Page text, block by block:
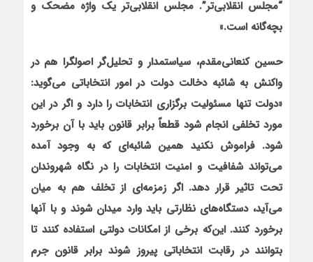
“مجلس انقلابی‌تر”. مجلس انقلابی‌تر یک واژه مضحک و
بچه‌گانه است.»
حسین کنعانی‌مقدم، سیاستمدار و تحلیل‌گر اصولگرا هم در
واکنش به شائبه دخالت دولت در امور انتخاباتی می‌گوید:
«دولت تنها مسئولیت برگزاری انتخابات را دارد و اگر در این
مورد تخلفی انجام شود قطعاً برابر قانون باید با آن برخورد
شود. فراموش نکنید همین شائبه‌ای که به وجود آمده
می‌تواند شفافیت و امنیت انتخابات را در نگاه شهروندان
تحت تاثیر قرار دهد. اگر زمزمه‌ای از تخلف هم به میان
می‌آید، دستگاه‌های نظارتی باید وارد میدان شوند و با آنها
برخورد کنند. این‌که برخی از امکانات دولتی استفاده کنند تا
بتوانند در رقابت انتخاباتی پیروز شوند برابر قانون جرم